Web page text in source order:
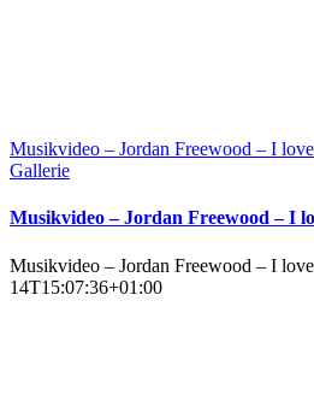
Musikvideo – Jordan Freewood – I
Gallerie
Musikvideo – Jordan Freewood – I
Musikvideo – Jordan Freewood – I
14T15:07:36+01:00